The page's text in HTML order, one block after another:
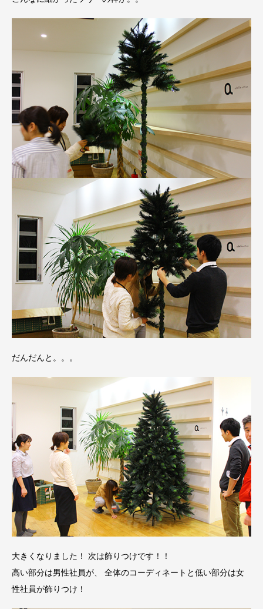
だんだんと。。。
大きくなりました！ 次は飾りつけです！！
高い部分は男性社員が、 全体のコーディネートと低い部分は女
性社員が飾りつけ！